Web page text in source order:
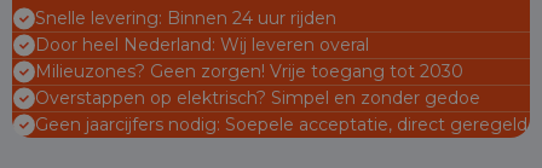
Snelle levering: Binnen 24 uur rijden
Door heel Nederland: Wij leveren overal
Milieuzones? Geen zorgen! Vrije toegang tot 2030
Overstappen op elektrisch? Simpel en zonder gedoe
Geen jaarcijfers nodig: Soepele acceptatie, direct geregeld